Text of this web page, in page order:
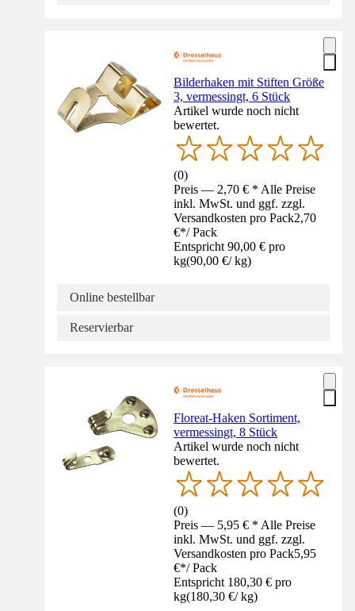
Bilderhaken mit Stiften Größe
3, vermessingt, 6 Stück
Artikel wurde noch nicht
bewertet.
(0)
Preis — 2,70 € * Alle Preise
inkl. MwSt. und ggf. zzgl.
Versandkosten pro Pack2,70
€*/ Pack
Entspricht 90,00 € pro
kg(90,00 €/ kg)
Online bestellbar
Reservierbar
Floreat-Haken Sortiment,
vermessingt, 8 Stück
Artikel wurde noch nicht
bewertet.
(0)
Preis — 5,95 € * Alle Preise
inkl. MwSt. und ggf. zzgl.
Versandkosten pro Pack5,95
€*/ Pack
Entspricht 180,30 € pro
kg(180,30 €/ kg)